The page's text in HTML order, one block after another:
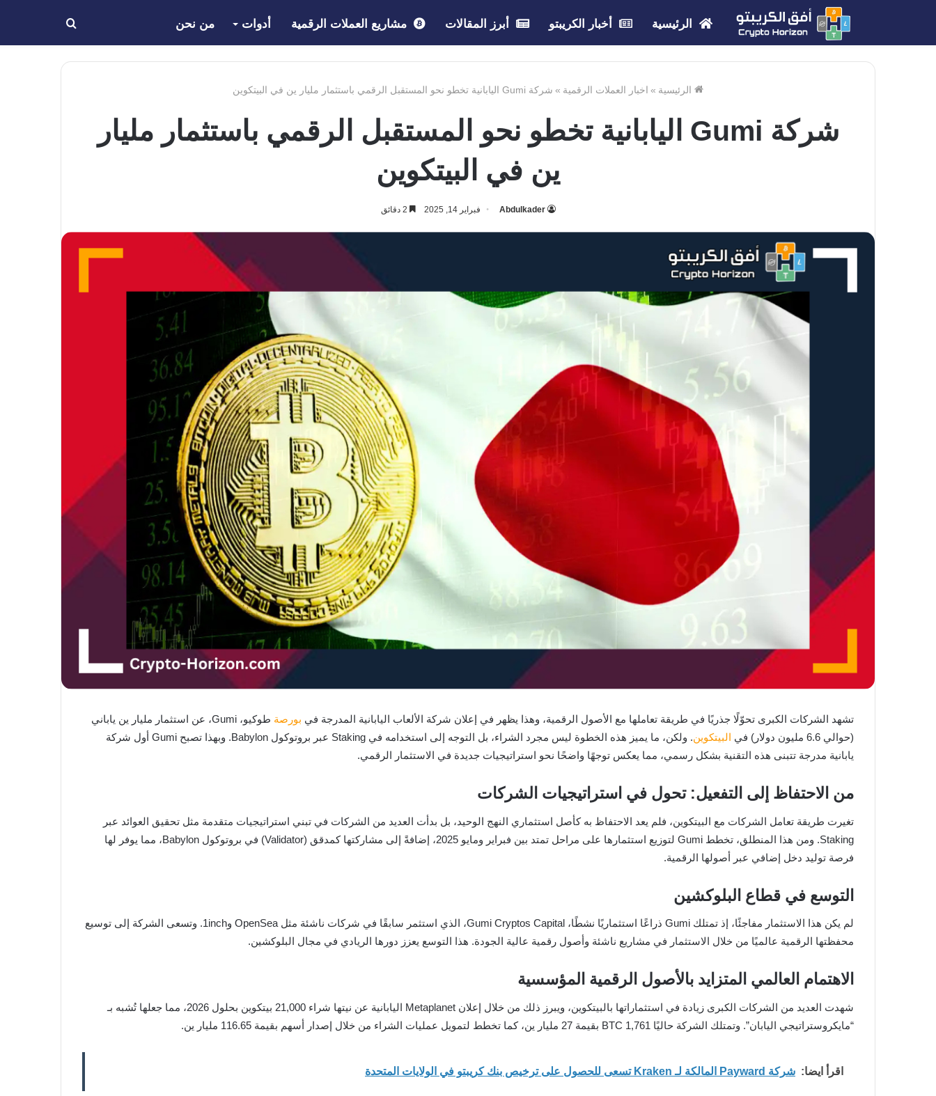
الرئيسية أخبار الكريبتو أبرز المقالات مشاريع العملات الرقمية أدوات من نحن بحث
عن
الرئيسية » اخبار العملات الرقمية » شركة Gumi اليابانية تخطو نحو المستقبل الرقمي باستثمار مليار ين في البيتكوين
شركة Gumi اليابانية تخطو نحو المستقبل الرقمي باستثمار مليار
ين في البيتكوين
Abdulkader فبراير 14, 2025
تشهد الشركات الكبرى تحوّلًا جذريًا في طريقة تعاملها مع الأصول الرقمية، وهذا يظهر في إعلان شركة الألعاب اليابانية المدرجة في بورصة
طوكيو، Gumi، عن استثمار مليار ين ياباني
(حوالي 6.6 مليون دولار) في
البيتكوين
. ولكن، ما يميز هذه الخطوة ليس مجرد الشراء، بل التوجه إلى استخدامه في Staking عبر بروتوكول Babylon. وبهذا تصبح Gumi أول شركة
يابانية مدرجة تتبنى هذه التقنية بشكل رسمي، مما يعكس توجهًا واضحًا نحو استراتيجيات جديدة في الاستثمار الرقمي.
من الاحتفاظ إلى التفعيل: تحول في استراتيجيات الشركات
تغيرت طريقة تعامل الشركات مع البيتكوين، فلم يعد الاحتفاظ به كأصل استثماري النهج الوحيد، بل بدأت العديد من الشركات في تبني استراتيجيات متقدمة مثل تحقيق العوائد عبر
Staking. ومن هذا المنطلق، تخطط Gumi لتوزيع استثمارها على مراحل تمتد بين فبراير ومايو 2025، إضافةً إلى مشاركتها كمدقق (Validator) في بروتوكول Babylon، مما يوفر لها
فرصة توليد دخل إضافي عبر أصولها الرقمية.
التوسع في قطاع البلوكشين
لم يكن هذا الاستثمار مفاجئًا، إذ تمتلك Gumi ذراعًا استثماريًا نشطًا، Gumi Cryptos Capital، الذي استثمر سابقًا في شركات ناشئة مثل OpenSea و1inch. وتسعى الشركة إلى توسيع
محفظتها الرقمية عالميًا من خلال الاستثمار في مشاريع ناشئة وأصول رقمية عالية الجودة. هذا التوسع يعزز دورها الريادي في مجال البلوكشين.
الاهتمام العالمي المتزايد بالأصول الرقمية المؤسسية
شهدت العديد من الشركات الكبرى زيادة في استثماراتها بالبيتكوين، ويبرز ذلك من خلال إعلان Metaplanet اليابانية عن نيتها شراء 21,000 بيتكوين بحلول 2026، مما جعلها تُشبه بـ
“مايكروستراتيجي اليابان”. وتمتلك الشركة حاليًا 1,761 BTC بقيمة 27 مليار ين، كما تخطط لتمويل عمليات الشراء من خلال إصدار أسهم بقيمة 116.65 مليار ين.
اقرأ ايضا: شركة Payward المالكة لـ Kraken تسعى للحصول على ترخيص بنك كريبتو في الولايات المتحدة